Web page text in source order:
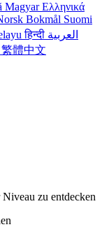
MagyarΕλληνικά
Bokmål Suomi
हिन्दी العربية
繁體中文
zu entdecken